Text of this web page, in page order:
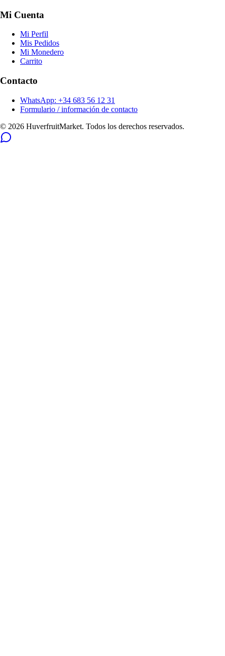
Mi Cuenta
Mi Perfil
Mis Pedidos
Mi Monedero
Carrito
Contacto
WhatsApp: +34 683 56 12 31
Formulario / información de contacto
© 2026 HuverfruitMarket. Todos los derechos reservados.